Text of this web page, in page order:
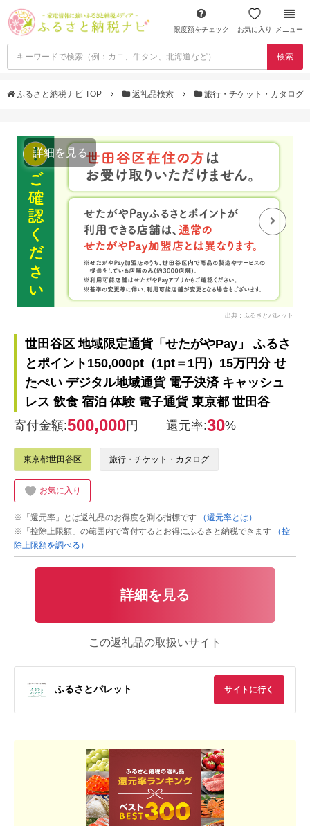
限度額をチェック お気に入り メニュー
検索
ふるさと納税ナビ TOP 返礼品検索 旅行・チケット・カタログ
詳細を見る
出典：ふるさとパレット
世田谷区 地域限定通貨「せたがやPay」 ふるさ
とポイント150,000pt（1pt＝1円）15万円分 せ
たぺい デジタル地域通貨 電子決済 キャッシュ
レス 飲食 宿泊 体験 電子通貨 東京都 世田谷
寄付金額:500,000円 還元率:30%
東京都世田谷区 旅行・チケット・カタログ
お気に入り
※「還元率」とは返礼品のお得度を測る指標です
（還元率とは）
※「控除上限額」の範囲内で寄付するとお得にふるさと納税できます
（控
除上限額を調べる）
詳細を見る
この返礼品の取扱いサイト
ふるさとパレット サイトに行く